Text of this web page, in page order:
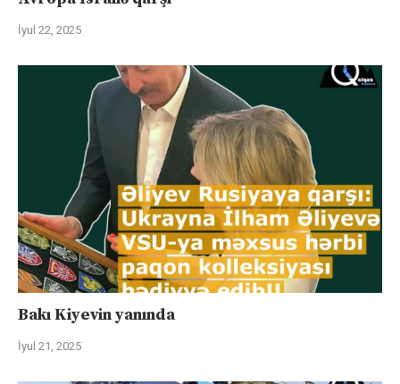
İyul 22, 2025
Bakı Kiyevin yanında
İyul 21, 2025